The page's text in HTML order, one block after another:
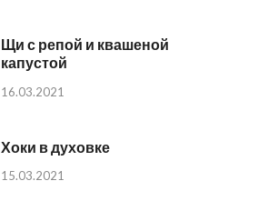
Щи с репой и квашеной
капустой
16.03.2021
Хоки в духовке
15.03.2021